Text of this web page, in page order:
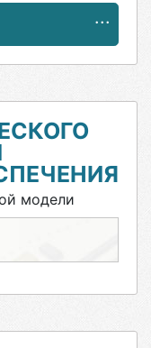
96
модели